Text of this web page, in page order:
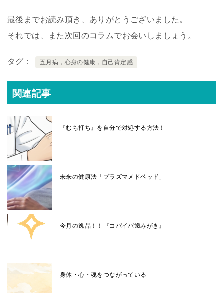
最後までお読み頂き、ありがとうございました。
それでは、また次回のコラムでお会いしましょう。
タグ 五月病，心身の健康，自己肯定感
関連記事
『むち打ち』を自分で対処する方法！
未来の健康法「プラズマメドベッド」
今月の逸品！！『コパイバ歯みがき』
身体・心・魂をつながっている